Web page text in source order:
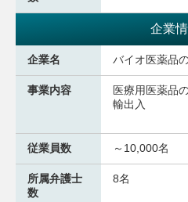
企業
企業名 バイオ医薬品
事業内容
医療用医薬品
輸出入
従業員数 ～10,000名
所属弁護士
数
8名